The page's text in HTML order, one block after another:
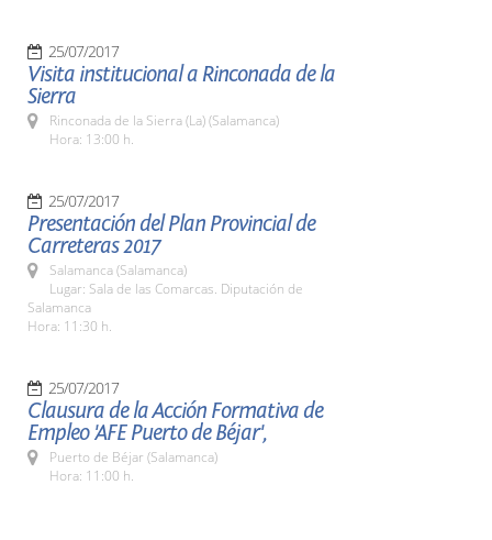
25/07/2017
Visita institucional a Rinconada de la
Sierra
Rinconada de la Sierra (La) (Salamanca)
Hora: 13:00 h.
25/07/2017
Presentación del Plan Provincial de
Carreteras 2017
Salamanca (Salamanca)
Lugar: Sala de las Comarcas. Diputación de
Salamanca
Hora: 11:30 h.
25/07/2017
Clausura de la Acción Formativa de
Empleo 'AFE Puerto de Béjar',
Puerto de Béjar (Salamanca)
Hora: 11:00 h.